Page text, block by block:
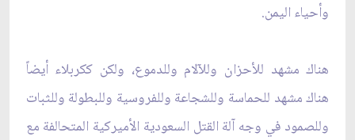
وأحياء اليمن.
هناك مشهد للأحزان وللآلام وللدموع، ولكن ككربلاء أيضاً
هناك مشهد للحماسة وللشجاعة وللفروسية وللبطولة وللثبات
وللصمود في وجه آلة القتل السعودية الأميركية المتحالفة مع